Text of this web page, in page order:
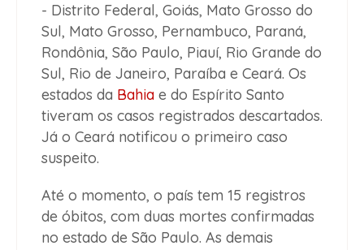
- Distrito Federal, Goiás, Mato Grosso do
Sul, Mato Grosso, Pernambuco, Paraná,
Rondônia, São Paulo, Piauí, Rio Grande do
Sul, Rio de Janeiro, Paraíba e Ceará. Os
estados da Bahia e do Espírito Santo
tiveram os casos registrados descartados.
Já o Ceará notificou o primeiro caso
suspeito.
Até o momento, o país tem 15 registros
de óbitos, com duas mortes confirmadas
no estado de São Paulo. As demais